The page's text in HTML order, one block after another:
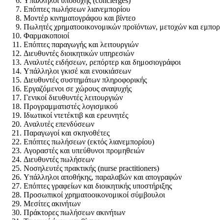
Επόπτες πωλήσεων λιανεμπορίου
Μοντέρ κινηματογράφου και βίντεο
Πωλητές χρηματοοικονομικών προϊόντων, μετοχών και
Φαρμακοποιοί
Επόπτες παραγωγής και λειτουργιών
Διευθυντές διοικητικών υπηρεσιών
Αναλυτές ειδήσεων, ρεπόρτερ και δημοσιογράφοι
Υπάλληλοι γκισέ και ενοικιάσεων
Διευθυντές συστημάτων πληροφορικής
Εργαζόμενοι σε χώρους αναψυχής
Γενικοί διευθυντές λειτουργιών
Προγραμματιστές λογισμικού
Ιδιωτικοί ντετέκτιβ και ερευνητές
Αναλυτές επενδύσεων
Παραγωγοί και σκηνοθέτες
Επόπτες πωλήσεων (εκτός λιανεμπορίου)
Αγοραστές και υπεύθυνοι προμηθειών
Διευθυντές πωλήσεων
Νοσηλευτές πρακτικής (nurse practitioners)
Υπάλληλοι αποθήκης, παραλαβών και απογραφών
Επόπτες γραφείων και διοικητικής υποστήριξης
Προσωπικοί χρηματοοικονομικοί σύμβουλοι
Μεσίτες ακινήτων
Πράκτορες πωλήσεων ακινήτων